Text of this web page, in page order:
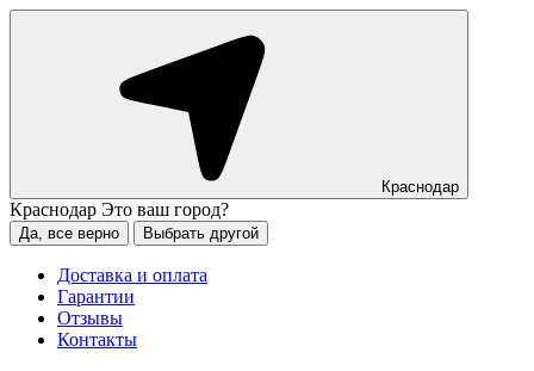
Краснодар
Краснодар Это ваш город?
Да, все верно Выбрать другой
Доставка и оплата
Гарантии
Отзывы
Контакты